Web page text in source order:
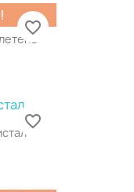
favorite_border
favorite_border